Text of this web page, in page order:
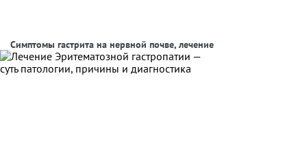
Симптомы гастрита на нервной почве, лечение